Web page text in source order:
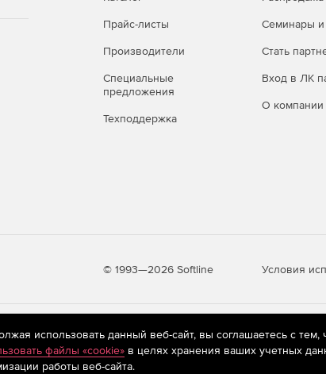
Прайс-листы
Производители
Специальные
предложения
Техподдержка
Семинары
Стать
Вход в ЛК
О компании
© 1993—2026 Softline Условия
применяютсярекомендательные технологии
относящихся к предпочтениям пользователей сети
использовать данный веб-сайт, вы соглашаетесь с
файлы «cookie»в целях хранения ваших учетных
работы веб-сайта.